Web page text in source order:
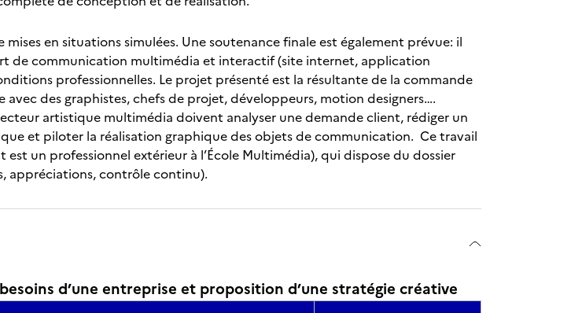
mises en situations simulées. Une soutenance finale est également prévue: il
de communication multimédia et interactif (site internet, application
professionnelles. Le projet présenté est la résultante de la commande
avec des graphistes, chefs de projet, développeurs, motion designers….
artistique multimédia doivent analyser une demande client, rédiger un
et piloter la réalisation graphique des objets de communication. Ce travail
un professionnel extérieur à l’École Multimédia), qui dispose du dossier
appréciations, contrôle continu).
besoins d’une entreprise et proposition d’une stratégie créative